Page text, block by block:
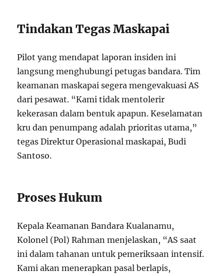
Tindakan Tegas Maskapai
Pilot yang mendapat laporan insiden ini
langsung menghubungi petugas bandara. Tim
keamanan maskapai segera mengevakuasi AS
dari pesawat. “Kami tidak mentolerir
kekerasan dalam bentuk apapun. Keselamatan
kru dan penumpang adalah prioritas utama,”
tegas Direktur Operasional maskapai, Budi
Santoso.
Proses Hukum
Kepala Keamanan Bandara Kualanamu,
Kolonel (Pol) Rahman menjelaskan, “AS saat
ini dalam tahanan untuk pemeriksaan intensif.
Kami akan menerapkan pasal berlapis,